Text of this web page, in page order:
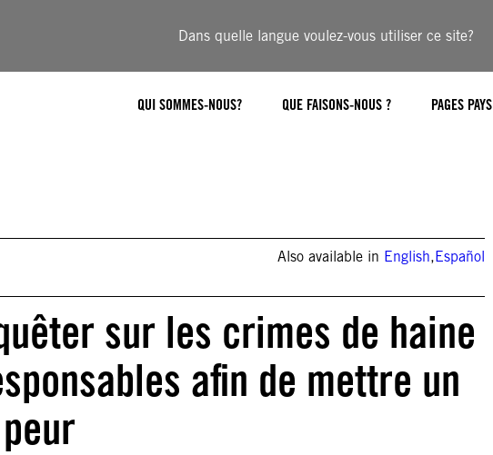
Dans quelle langue voulez-vous utiliser ce site?
QUI SOMMES-NOUS? QUE FAISONS-NOUS ? PAGES PAYS
Also available in English,Español
sur les crimes de haine
afin de mettre un